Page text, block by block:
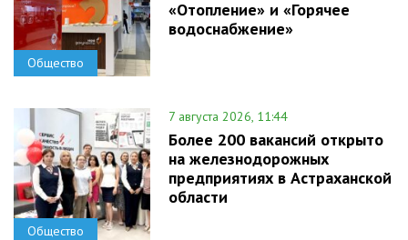
Общество
«Отопление» и «Горячее
водоснабжение»
Общество
7 августа 2026, 11:44
Более 200 вакансий открыто
на железнодорожных
предприятиях в Астраханской
области